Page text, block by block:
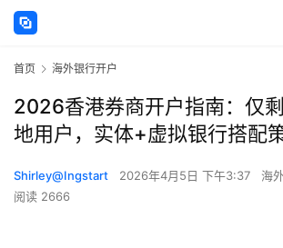
首页 海外银行开户
2026香港券商开户指南：仅
地用户，实体+虚拟银行搭配
Shirley@Ingstart 2026年4月5日 下午3:37
海
阅读 2666